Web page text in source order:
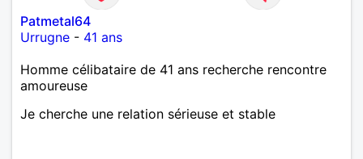
Patmetal64
Urrugne - 41 ans
Homme célibataire de 41 ans recherche rencontre
amoureuse
Je cherche une relation sérieuse et stable